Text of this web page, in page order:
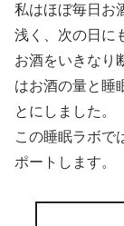
私はほぼ毎日お
浅く、次の日に
お酒をいきなり
はお酒の量と睡
とにしました。
この睡眠ラボで
ポートします。